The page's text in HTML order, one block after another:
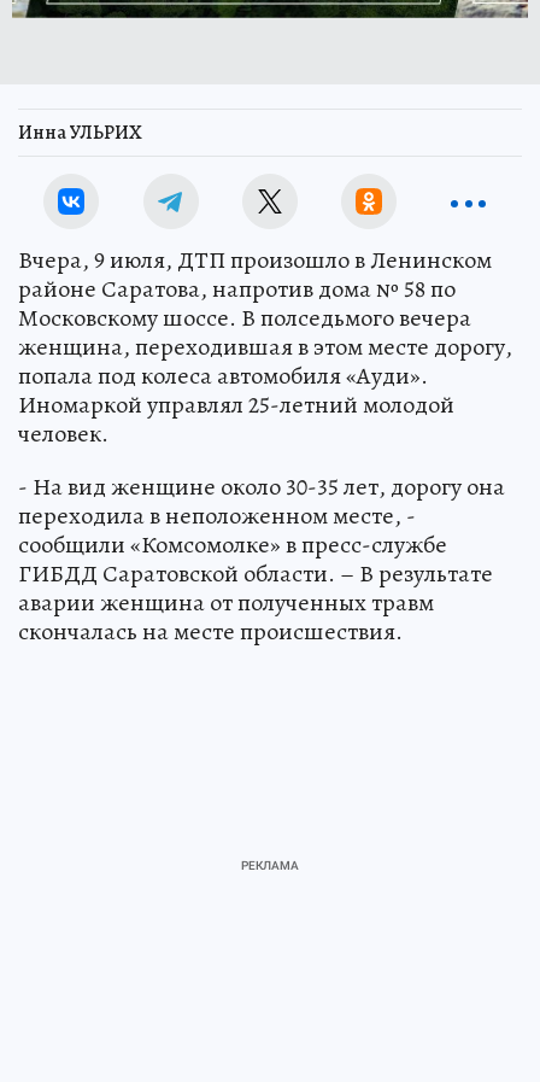
Инна УЛЬРИХ
Вчера, 9 июля, ДТП произошло в Ленинском
районе Саратова, напротив дома № 58 по
Московскому шоссе. В полседьмого вечера
женщина, переходившая в этом месте дорогу,
попала под колеса автомобиля «Ауди».
Иномаркой управлял 25-летний молодой
человек.
- На вид женщине около 30-35 лет, дорогу она
переходила в неположенном месте, -
сообщили «Комсомолке» в пресс-службе
ГИБДД Саратовской области. – В результате
аварии женщина от полученных травм
скончалась на месте происшествия.